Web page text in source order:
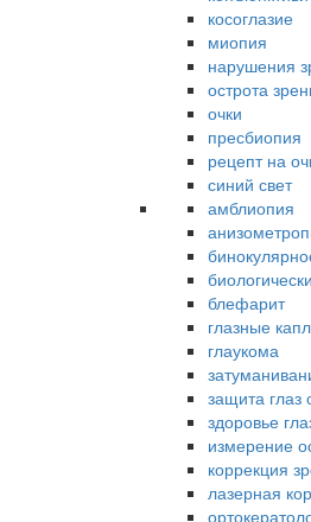
косоглазие
миопия
нарушения
острота
очки
пресбиопия
рецепт на
синий свет
амблиопия
блефарит
глазные
глаукома
защита глаз
здоровье
измерение
коррекция
лазерная